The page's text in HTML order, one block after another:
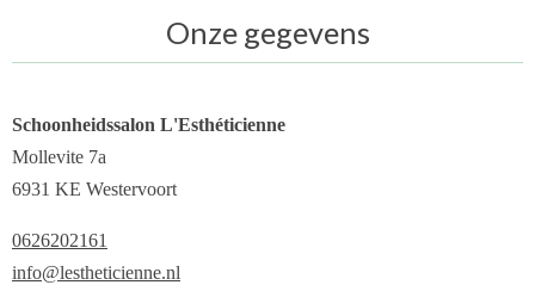
Onze gegevens
Schoonheidssalon L'Esthéticienne
Mollevite 7a
6931 KE Westervoort
0626202161
info@lestheticienne.nl